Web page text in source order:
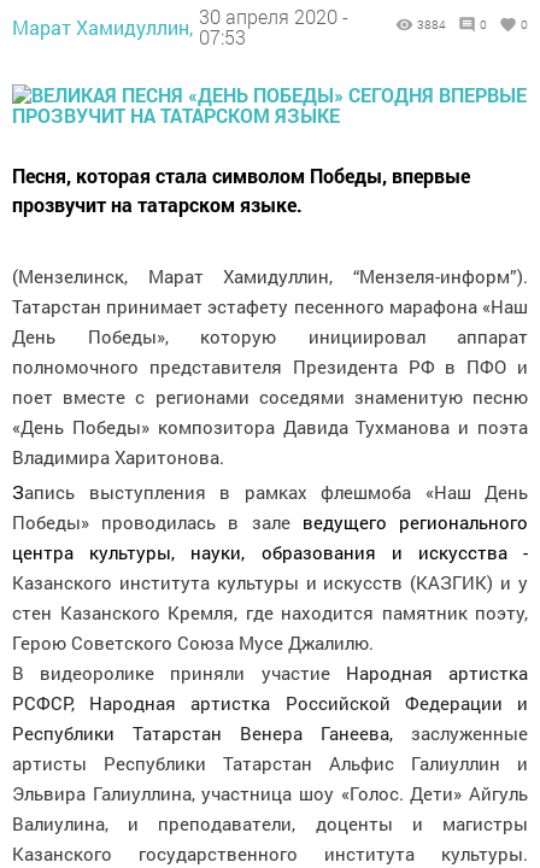
Марат Хамидуллин, 30 апреля 2020 -
07:53
3884 0 0
Песня, которая стала символом Победы, впервые
прозвучит на татарском языке.
(Мензелинск, Марат Хамидуллин, “Мензеля-информ”).
Татарстан принимает эстафету песенного марафона «Наш
День Победы», которую инициировал аппарат
полномочного представителя Президента РФ в ПФО и
поет вместе с регионами соседями знаменитую песню
«День Победы» композитора Давида Тухманова и поэта
Владимира Харитонова.
Запись выступления в рамках флешмоба «Наш День
Победы» проводилась в зале ведущего регионального
центра культуры, науки, образования и искусства -
Казанского института культуры и искусств (КАЗГИК) и у
стен Казанского Кремля, где находится памятник поэту,
Герою Советского Союза Мусе Джалилю.
В видеоролике приняли участие Народная артистка
РСФСР, Народная артистка Российской Федерации и
Республики Татарстан Венера Ганеева, заслуженные
артисты Республики Татарстан Альфис Галиуллин и
Эльвира Галиуллина, участница шоу «Голос. Дети» Айгуль
Валиулина, и преподаватели, доценты и магистры
Казанского государственного института культуры.